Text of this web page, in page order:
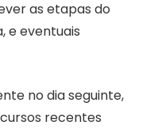
as etapas do
e eventuais
no dia seguinte,
recentes